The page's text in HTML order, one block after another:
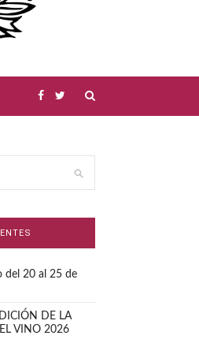
del 20 al 25 de
DE LA
VINO 2026